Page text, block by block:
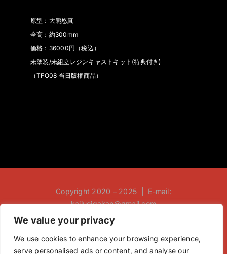
We value your privacy
We use cookies to enhance your browsing experience,
serve personalised ads or content, and analyse our
原型：大熊悠真
全高：約300mm
価格：36000円（税込）
未塗装/未組立レジンキャストキット(特典付き)
（TFO08 当日版権商品）
Copyright 2020 – 2025 | E-mail:
kaijueigakan@gmail.com